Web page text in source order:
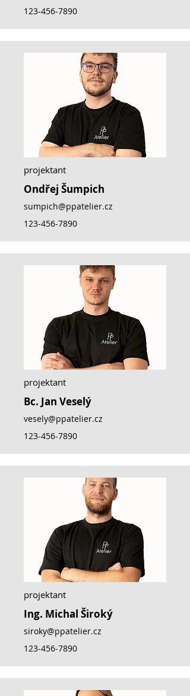
123-456-7890
projektant
Ondřej Šumpich
sumpich@ppatelier.cz
123-456-7890
projektant
Bc. Jan Veselý
vesely@ppatelier.cz
123-456-7890
projektant
Ing. Michal Široký
siroky@ppatelier.cz
123-456-7890